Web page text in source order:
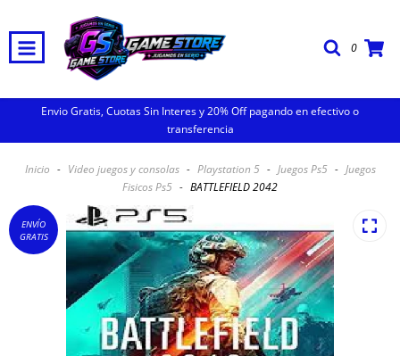
0
Envio Gratis, Cuotas Sin Interes y 20% Off pagando en efectivo o
transferencia
Inicio - Video juegos y consolas - Playstation 5 - Juegos Ps5 - Juegos
Fisicos Ps5 - BATTLEFIELD 2042
ENVÍO
GRATIS